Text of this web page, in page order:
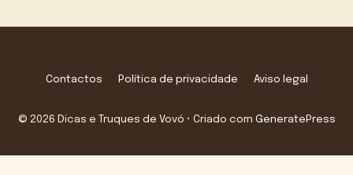
Contactos Política de privacidade Aviso legal
© 2026 Dicas e Truques de Vovó • Criado com GeneratePress